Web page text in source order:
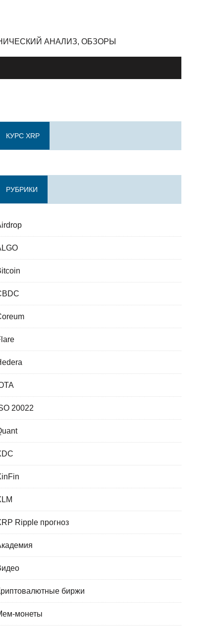
АНАЛИЗ, ОБЗОРЫ
КУРС XRP
РУБРИКИ
20022
Ripple прогноз
биржи
монеты